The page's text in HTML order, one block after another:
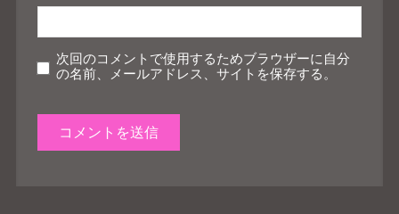
次回のコメントで使用するためブラウザーに自分
の名前、メールアドレス、サイトを保存する。